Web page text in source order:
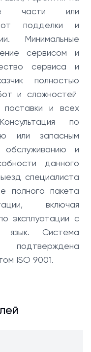
части или
от подделки и
Минимальные
сервисом и
сервиса и
полностью
и сложностей
поставки и всех
по
или запасным
обслуживанию и
данного
специалиста
полного пакета
включая
эксплуатации с
язык. Система
подтверждена
ISO 9001.